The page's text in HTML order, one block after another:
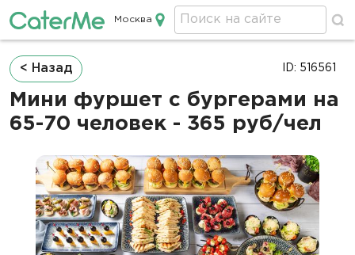
Кейтеринг в Москве
Москва
Строка
навигации
< Назад
Мини фуршет с бургерами на
65-70 человек - 365 руб/чел
ID: 516561